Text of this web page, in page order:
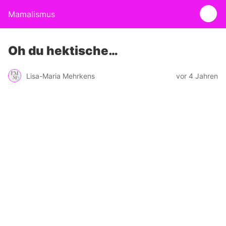
Mamalismus
Oh du hektische…
Lisa-Maria Mehrkens vor 4 Jahren